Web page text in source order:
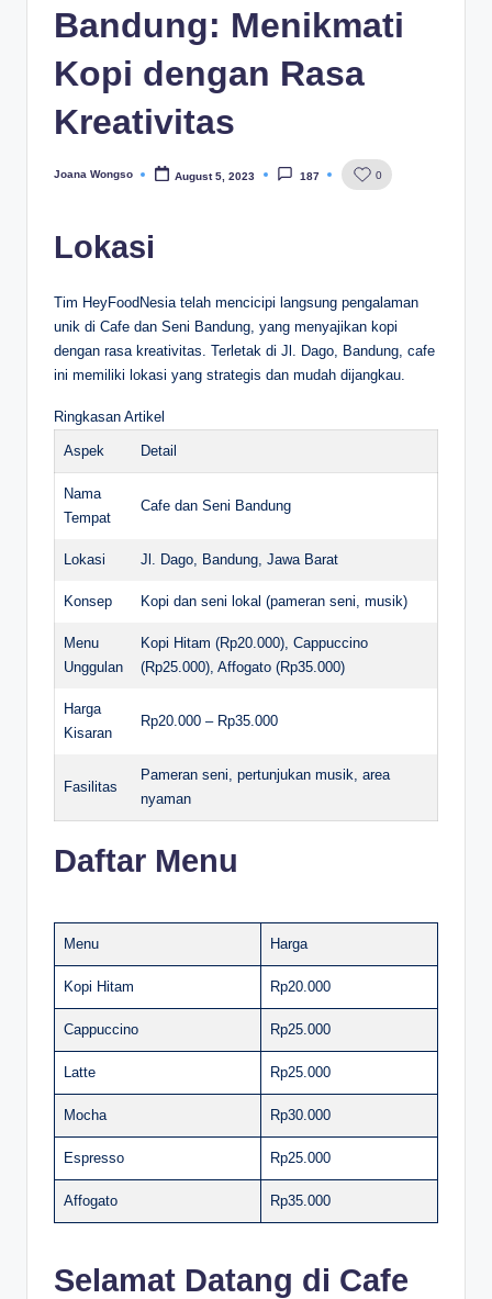
Bandung: Menikmati
Kopi dengan Rasa
Kreativitas
Posted
Joana Wongso August 5, 2023 187 0
Lokasi
Tim HeyFoodNesia telah mencicipi langsung pengalaman
unik di Cafe dan Seni Bandung, yang menyajikan kopi
dengan rasa kreativitas. Terletak di Jl. Dago, Bandung, cafe
ini memiliki lokasi yang strategis dan mudah dijangkau.
Ringkasan Artikel
Aspek Detail
Nama
Tempat
Cafe dan Seni Bandung
Lokasi Jl. Dago, Bandung, Jawa Barat
Konsep Kopi dan seni lokal (pameran seni, musik)
Menu
Unggulan
Kopi Hitam (Rp20.000), Cappuccino
(Rp25.000), Affogato (Rp35.000)
Harga
Kisaran
Rp20.000 – Rp35.000
Fasilitas
Pameran seni, pertunjukan musik, area
nyaman
Daftar Menu
Menu Harga
Kopi Hitam Rp20.000
Cappuccino Rp25.000
Latte Rp25.000
Mocha Rp30.000
Espresso Rp25.000
Affogato Rp35.000
Selamat Datang di Cafe